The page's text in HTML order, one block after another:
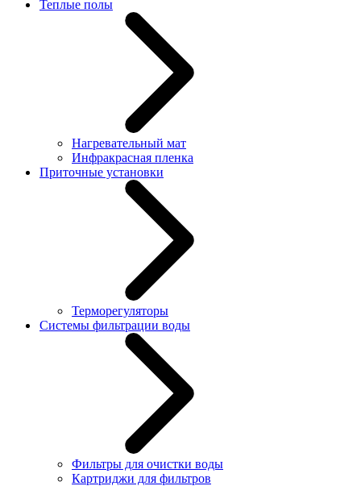
Теплые полы
Нагревательный мат
Инфракрасная пленка
Приточные установки
Терморегуляторы
Системы фильтрации воды
Фильтры для очистки воды
Картриджи для фильтров